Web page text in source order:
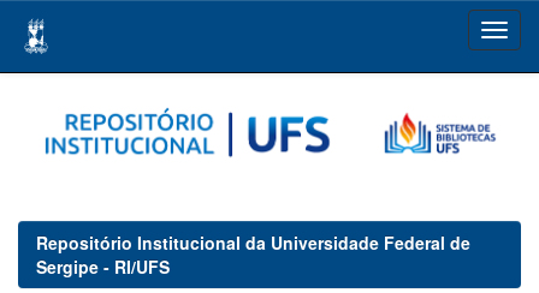
navigation
Repositório Institucional da Universidade Federal de
Sergipe - RI/UFS